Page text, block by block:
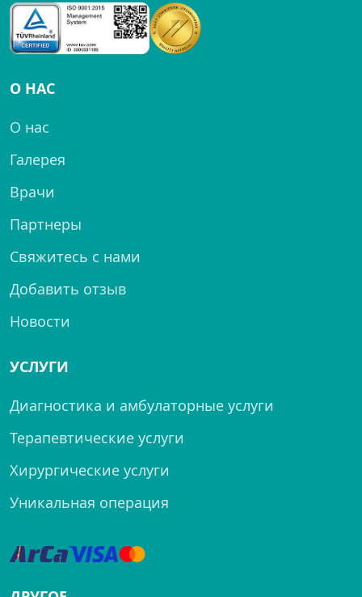
О НАС
О нас
Галерея
Врачи
Партнеры
Свяжитесь с нами
Добавить отзыв
Новости
УСЛУГИ
Диагностика и амбулаторные услуги
Терапевтические услуги
Хирургические услуги
Уникальная операция